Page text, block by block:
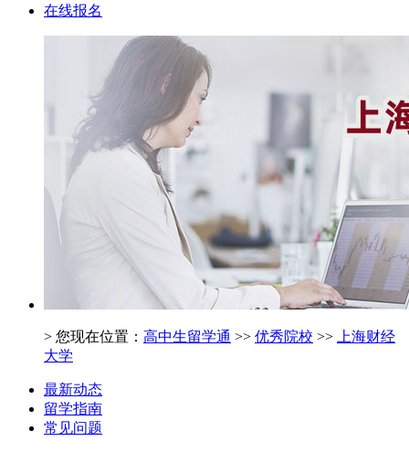
在线报名
> 您现在位置： 高中生留学通 >> 优秀院校 >>
上海财经
大学
最新动态
留学指南
常见问题